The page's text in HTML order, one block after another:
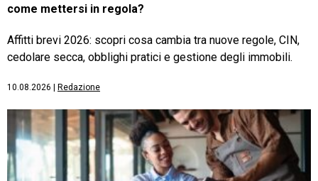
come mettersi in regola?
Affitti brevi 2026: scopri cosa cambia tra nuove regole, CIN,
cedolare secca, obblighi pratici e gestione degli immobili.
10.08.2026 Redazione